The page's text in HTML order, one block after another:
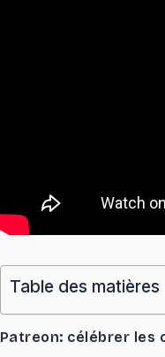
Table des matières
Patreon: célébrer les